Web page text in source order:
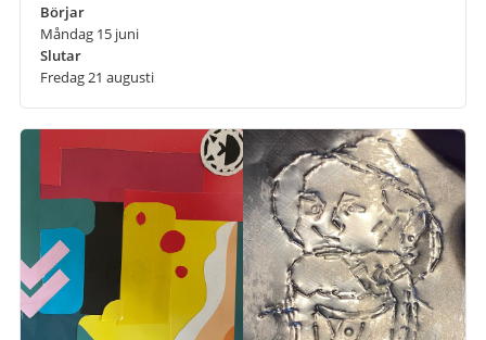
Börjar
Måndag 15 juni
Slutar
Fredag 21 augusti